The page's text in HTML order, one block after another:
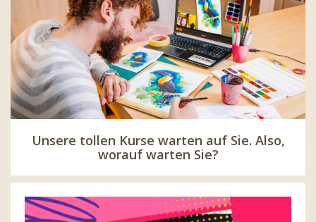
Unsere tollen Kurse warten auf Sie. Also,
worauf warten Sie?